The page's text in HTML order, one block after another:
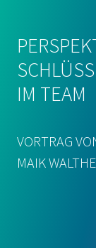
IM TEAM
VORTRAG
MAIK